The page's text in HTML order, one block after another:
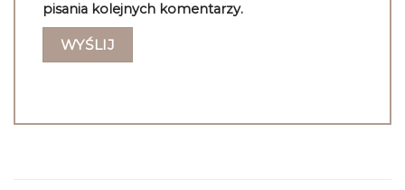
pisania kolejnych komentarzy.